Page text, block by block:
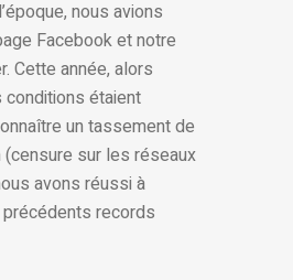
nous avions
Facebook et notre
Cette année, alors
étaient
un tassement de
(censure sur les réseaux
avons réussi à
records